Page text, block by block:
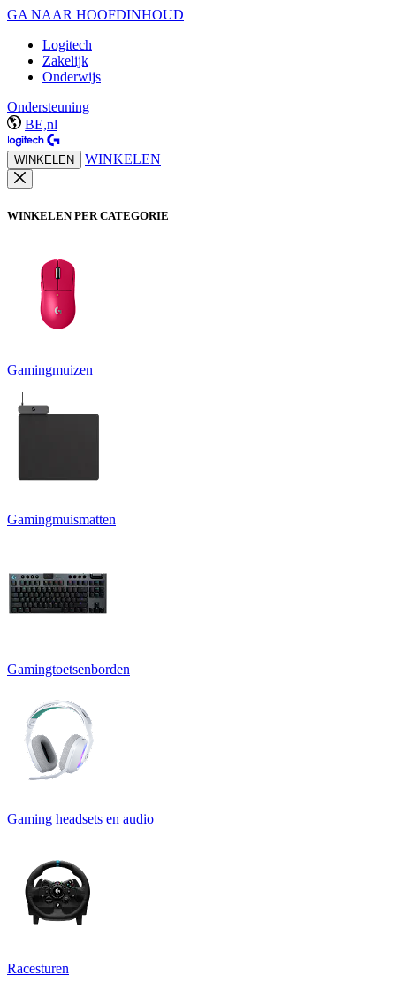
GA NAAR HOOFDINHOUD
Logitech
Zakelijk
Onderwijs
Ondersteuning
BE,nl
WINKELEN WINKELEN
WINKELEN PER CATEGORIE
Gamingmuizen
Gamingmuismatten
Gamingtoetsenborden
Gaming headsets en audio
Racesturen